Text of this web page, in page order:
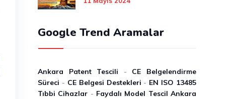
Google Trend Aramalar
Ankara Patent Tescili - CE Belgelendirme
Süreci - CE Belgesi Destekleri - EN ISO 13485
Tıbbi Cihazlar - Faydalı Model Tescil Ankara